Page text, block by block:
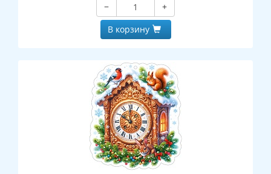
−
+
В корзину